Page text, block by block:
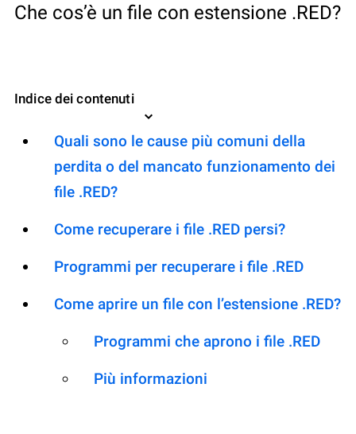
Che cos’è un file con estensione .RED?
Indice dei contenuti
Quali sono le cause più comuni della
perdita o del mancato funzionamento dei
file .RED?
Come recuperare i file .RED persi?
Programmi per recuperare i file .RED
Come aprire un file con l’estensione .RED?
Programmi che aprono i file .RED
Più informazioni